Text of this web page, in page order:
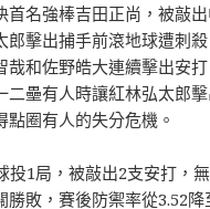
首名強棒吉田正尚，被敲
郎擊出捕手前滾地球遭刺
哉和佐野皓大連續擊出安
二壘有人時讓紅林弘太郎
點圈有人的失分危機。
投1局，被敲出2支安打，
敗，賽後防禦率從3.52降